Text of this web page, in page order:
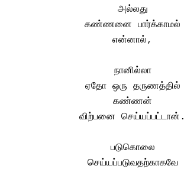
அல்லது
கண்ணனை பார்க்காமல்
என்னால்,
நானில்லா
ஏதோ ஒரு தருணத்தில்
கண்ணன்
விற்பனை செய்யப்பட்டான்.
படுகொலை
செய்யப்படுவதற்காகவே